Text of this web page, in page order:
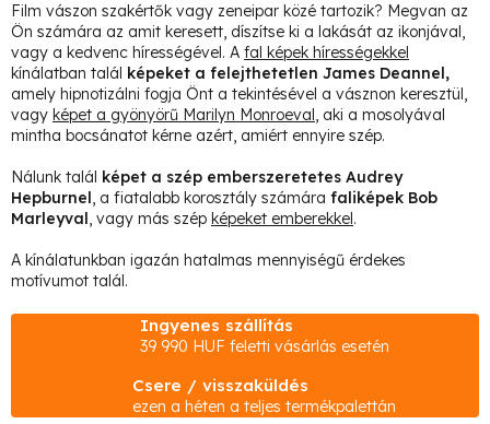
a
i
r
á
n
y
í
t
á
e
l
e
m
Film vászon szakértők vagy zeneipar közé tartozik? Megvan az
Ön számára az amit keresett, díszítse ki a lakását az ikonjával,
vagy a kedvenc hírességével. A fal képek hírességekkel
kínálatban talál képeket a felejthetetlen James Deannel,
amely hipnotizálni fogja Önt a tekintésével a vásznon keresztül,
vagy képet a gyönyörű Marilyn Monroeval, aki a mosolyával
mintha bocsánatot kérne azért, amiért ennyire szép.
Nálunk talál képet a szép emberszeretetes Audrey
Hepburnel, a fiatalabb korosztály számára faliképek Bob
Marleyval, vagy más szép képeket emberekkel.
A kínálatunkban igazán hatalmas mennyiségű érdekes
motívumot talál.
Ingyenes szállítás
39 990 HUF feletti vásárlás esetén
Csere / visszaküldés
ezen a héten a teljes termékpalettán